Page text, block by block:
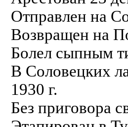
Отправлен на
Возвращен на
Болел сыпным
В Соловецких
1930 г.
Без приговора